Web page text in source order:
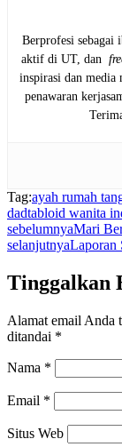
Berprofesi sebagai
aktif di UT, dan
inspirasi dan
penawaran
Tag:ayah rumah
dadtabloid wanita
sebelumnyaMari
selanjutnyaLaporan
Tinggalkan
Alamat email Anda
ditandai *
Nama *
Email *
Situs Web